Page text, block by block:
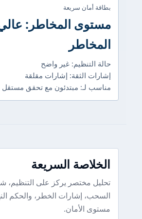
بطاقة أمان سريعة
مستوى المخاطر:
المخاطر
حالة التنظيم: غير واضح
إشارات الثقة: إشارات مقلقة
مناسب لـ: مبتدئون مع تحقق مستقل
الخلاصة السريعة
تحليل مختصر يركز على التنظيم،
السحب، إشارات الخطر، والحكم
مستوى الأمان.